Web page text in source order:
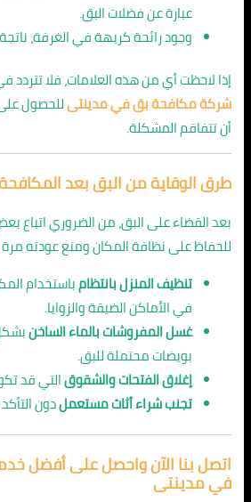
عبارة عن فضلات البق.
وجود رائحة كريهة في الغرفة،
إذا لاحظت أي من هذه العلامات، فلا
شركة مكافحة بق في مدينتىللحصول
أن تتفاقم المشكلة.
طرق الوقاية من البق بعد
بعد القضاء على البق، من الضروري اتباع
للحفاظ على نظافة المكان ومنع عودته
تنظيف المنزل بانتظامباستخدام
في الأماكن الضيقة والزوايا.
غسل المفروشات بالماء الساخن
بويضات محتملة للبق.
إغلاق الفتحات والشقوقالتي قد
تجنب شراء أثاث مستعملدون
اتصل بنا الآن واحصل على أفضل
في مدينتى